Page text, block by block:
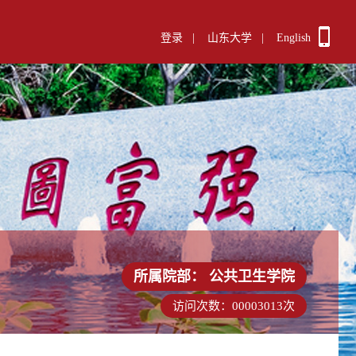
登录 山东大学 English
所属院部： 公共卫生学院
访问次数： 00003013次